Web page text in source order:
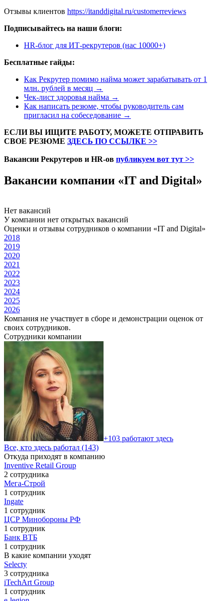
Отзывы клиентов https://itanddigital.ru/customerreviews
Подписывайтесь на наши блоги:
HR-блог для ИТ-рекрутеров (нас 10000+)
Бесплатные гайды:
Как Рекрутер помимо найма может зарабатывать от 1
млн. рублей в месяц →
Чек-лист здоровья найма →
Как написать резюме, чтобы руководитель сам
пригласил на собеседование →
ЕСЛИ ВЫ ИЩИТЕ РАБОТУ, МОЖЕТЕ ОТПРАВИТЬ
СВОЕ РЕЗЮМЕ ЗДЕСЬ ПО ССЫЛКЕ >>
Вакансии Рекрутеров и HR-ов публикуем вот тут >>
Вакансии компании «IT and Digital»
Нет вакансий
У компании нет открытых вакансий
Оценки и отзывы сотрудников о компании «IT and Digital»
2018
2019
2020
2021
2022
2023
2024
2025
2026
Компания не участвует в сборе и демонстрации оценок от
своих сотрудников.
Сотрудники компании
+103 работают здесь
Все, кто здесь работал (143)
Откуда приходят в компанию
Inventive Retail Group
2 сотрудника
Мега-Строй
1 сотрудник
Ingate
1 сотрудник
ЦСР Минобороны РФ
1 сотрудник
Банк ВТБ
1 сотрудник
В какие компании уходят
Selecty
3 сотрудника
iTechArt Group
1 сотрудник